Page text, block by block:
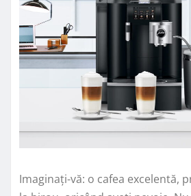
Imaginați-vă: o cafea excelentă,